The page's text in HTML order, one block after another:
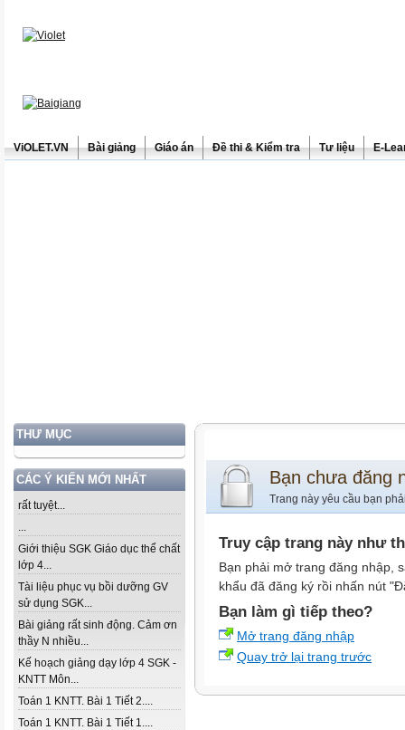
ViOLET.VN Bài giảng Giáo án Đề thi & Kiểm tra Tư liệu E-
THƯ MỤC
CÁC Ý KIẾN MỚI NHẤT
rất tuyệt...
...
Giới thiệu SGK Giáo dục thể chất
lớp 4...
Tài liệu phục vụ bồi dưỡng GV
sử dụng SGK...
Bài giảng rất sinh động. Cảm ơn
thầy N nhiều...
Kế hoạch giảng dạy lớp 4 SGK -
KNTT Môn...
Toán 1 KNTT. Bài 1 Tiết 2....
Toán 1 KNTT. Bài 1 Tiết 1....
Bạn chưa đăng
Trang này yêu cầu bạn
Truy cập trang này như
Bạn phải mở trang đăng nhập,
khẩu đã đăng ký rồi nhấn nút
Bạn làm gì tiếp theo?
Mở trang đăng nhập
Quay trở lại trang trước